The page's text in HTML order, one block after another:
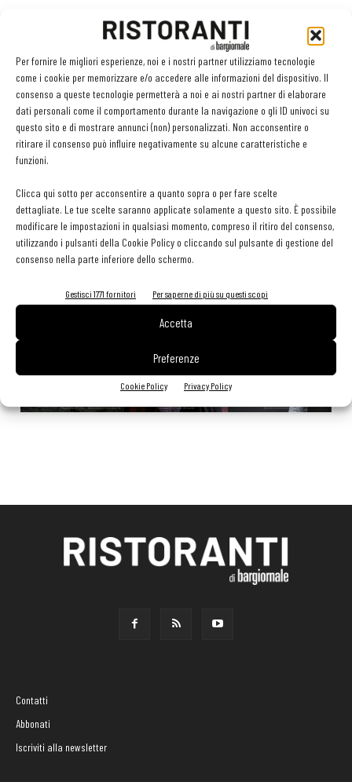
Per fornire le migliori esperienze, noi e i nostri partner utilizziamo tecnologie
come i cookie per memorizzare e/o accedere alle informazioni del dispositivo. Il
consenso a queste tecnologie permetterà a noi e ai nostri partner di elaborare
dati personali come il comportamento durante la navigazione o gli ID univoci su
questo sito e di mostrare annunci (non) personalizzati. Non acconsentire o
ritirare il consenso può influire negativamente su alcune caratteristiche e
funzioni.
Clicca qui sotto per acconsentire a quanto sopra o per fare scelte
dettagliate. Le tue scelte saranno applicate solamente a questo sito. È possibile
modificare le impostazioni in qualsiasi momento, compreso il ritiro del consenso,
utilizzando i pulsanti della Cookie Policy o cliccando sul pulsante di gestione del
consenso nella parte inferiore dello schermo.
Gestisci 1771 fornitori Per saperne di più su questi scopi
Accetta
Preferenze
Cookie Policy Privacy Policy
GLI ARTICOLI PIÙ LETTI
Sogemi rafforza i servizi per la ristorazione: orario esteso e
tessera gratuita per i professionisti HoReCa
29 Luglio 2026
Aperti per ferie. Buoni indirizzi da Nord a Sud per godersi le
vacanze (o da scorprire se si è in vacanza)
Pos, compagni di gestione. Le ultime soluzioni delle aziende
EDICOLA WEB
Contatti
Abbonati
Iscriviti alla newsletter